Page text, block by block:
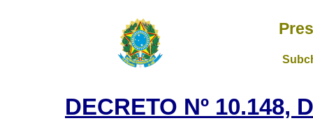
DECRETO Nº 10.148,